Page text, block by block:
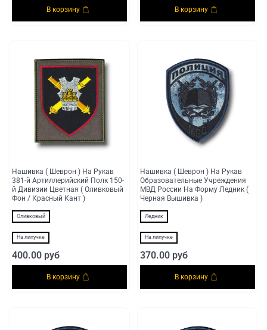
В корзину В корзину
Нашивка ( Шеврон ) На Рукав
381-й Артиллерийский Полк 150-
й Дивизии Цветная ( Оливковый
Фон / Красный Кант )
Оливковый
На липучке
400.00 руб
В корзину
Нашивка ( Шеврон ) На Рукав
Образовательные Учреждения
МВД России На Форму Ледник (
Черная Вышивка )
Ледник
На липучке
370.00 руб
В корзину